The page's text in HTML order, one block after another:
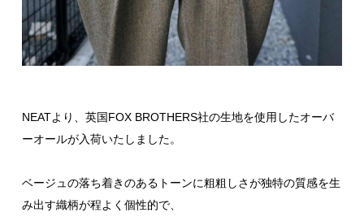
NEATより、英国FOX BROTHERS社の生地を使用したオーバ
ーオールが入荷いたしました。
ベージュの落ち着きのあるトーンに粗粗しさが独特の質感を生
み出す織柄が程よく個性的で、